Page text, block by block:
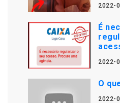
2022-
É
2022-
O
2022-